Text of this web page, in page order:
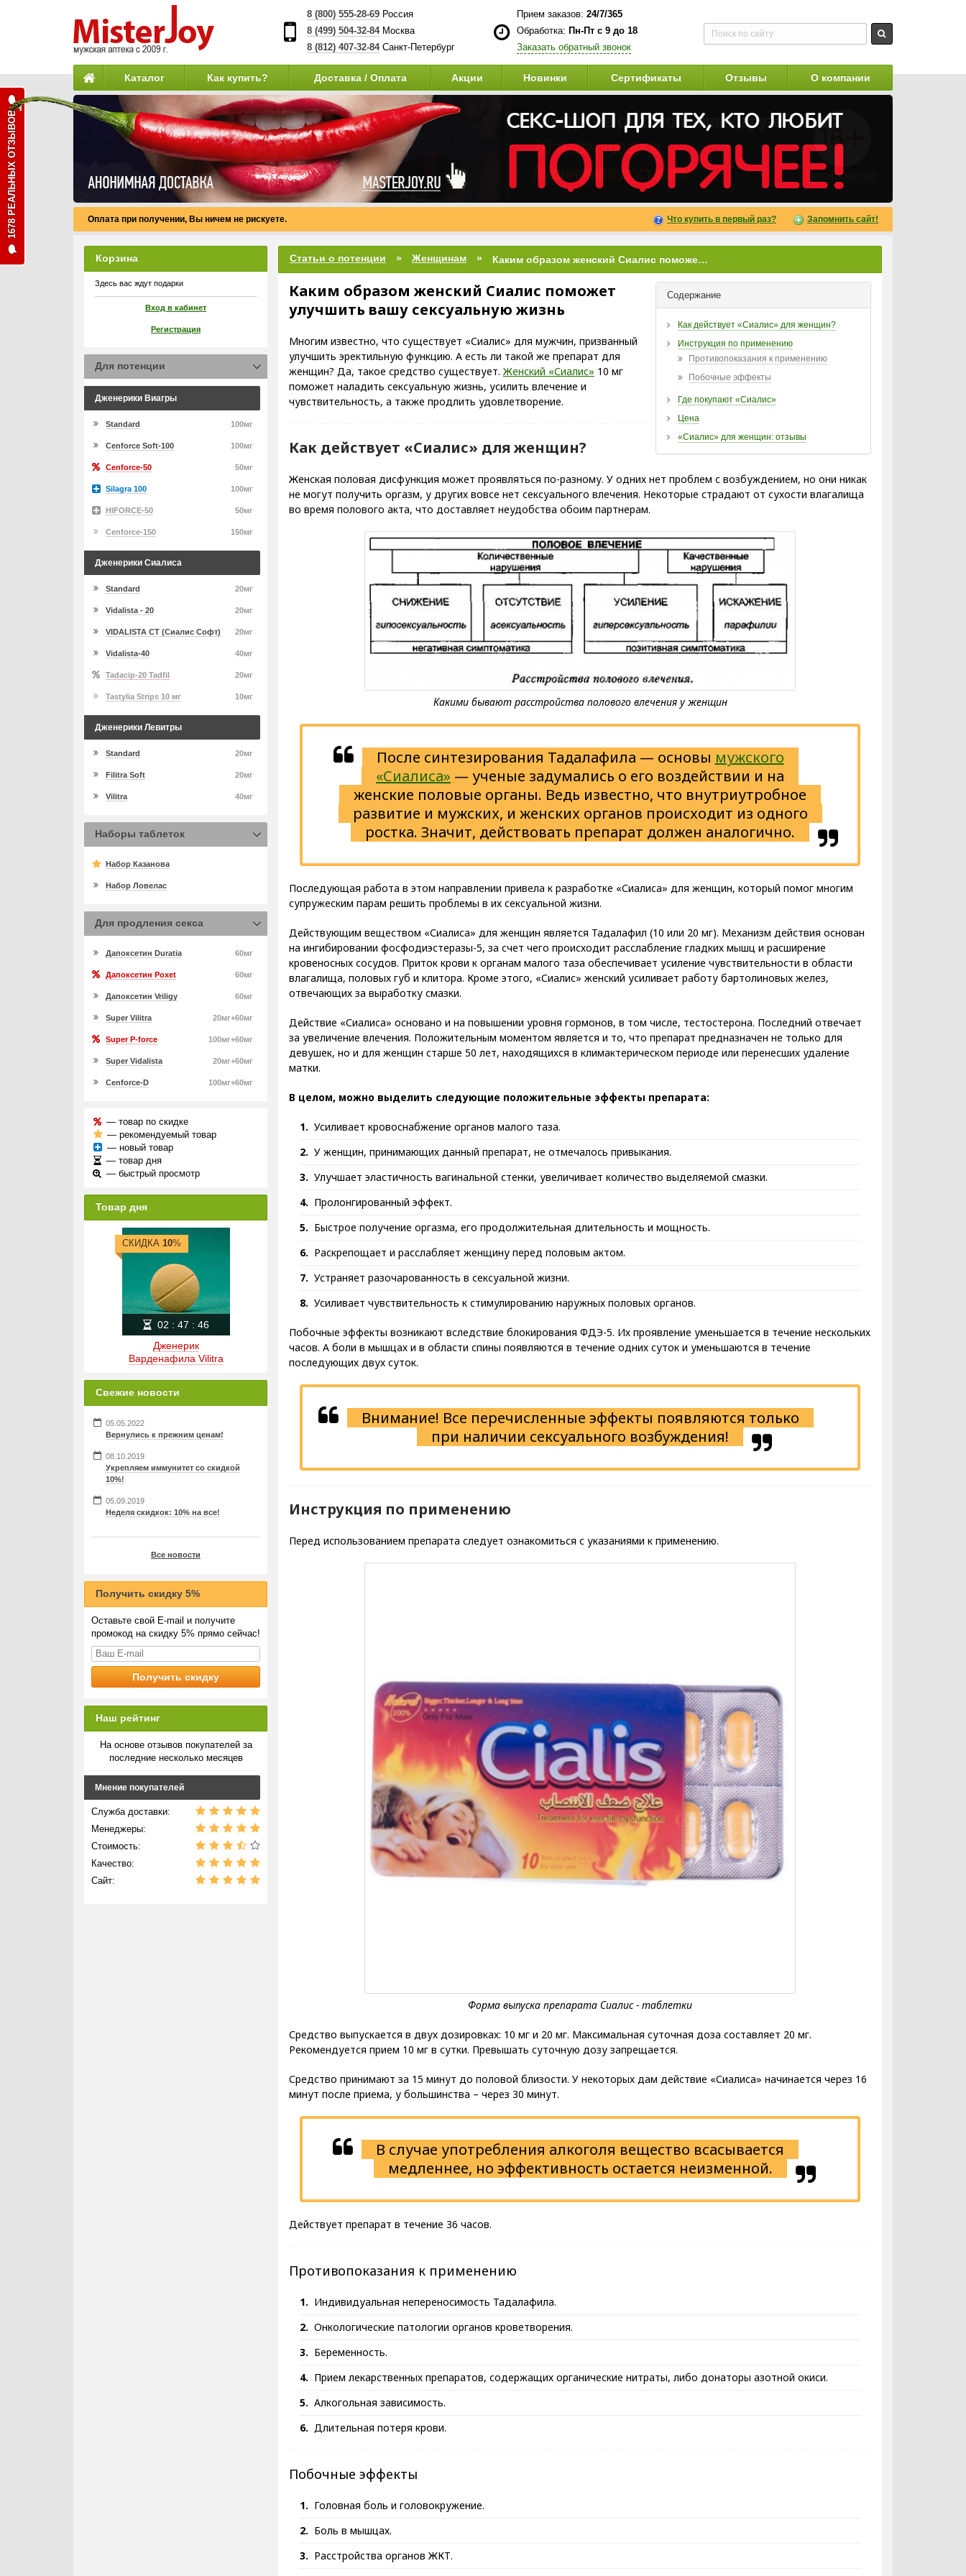
8 (800) 555-28-69Россия
8 (499) 504-32-84Москва
8 (812) 407-32-84 Санкт-Петербург
Прием заказов: 24/7/365
Обработка: Пн-Пт с 9 до 18
Заказать обратный звонок
Каталог Как купить? Доставка / Оплата Акции Новинки Сертификаты Отзывы О компании
Оплата при получении, Вы ничем не рискуете. Что купить в первый раз? Запомнить сайт!
Статьи о потенции Женщинам Каким образом женский Сиалис поможет улучшить вашу сексуальную жизнь
Содержание
Как действует «Сиалис» для женщин?
Инструкция по применению
Противопоказания к применению
Побочные эффекты
Где покупают «Сиалис»
Цена
«Сиалис» для женщин: отзывы
Каким образом женский Сиалис поможет
улучшить вашу сексуальную жизнь
Многим известно, что существует «Сиалис» для мужчин, призванный
улучшить эректильную функцию. А есть ли такой же препарат для
женщин? Да, такое средство существует. Женский «Сиалис» 10 мг
поможет наладить сексуальную жизнь, усилить влечение и
чувствительность, а также продлить удовлетворение.
Как действует «Сиалис» для женщин?
Женская половая дисфункция может проявляться по-разному. У одних нет проблем с возбуждением, но они никак
не могут получить оргазм, у других вовсе нет сексуального влечения. Некоторые страдают от сухости влагалища
во время полового акта, что доставляет неудобства обоим партнерам.
После синтезирования Тадалафила — основы мужского
«Сиалиса» — ученые задумались о его воздействии и на
женские половые органы. Ведь известно, что внутриутробное
развитие и мужских, и женских органов происходит из одного
ростка. Значит, действовать препарат должен аналогично.
Последующая работа в этом направлении привела к разработке «Сиалиса» для женщин, который помог многим
супружеским парам решить проблемы в их сексуальной жизни.
Действующим веществом «Сиалиса» для женщин является Тадалафил (10 или 20 мг). Механизм действия основан
на ингибировании фосфодиэстеразы-5, за счет чего происходит расслабление гладких мышц и расширение
кровеносных сосудов. Приток крови к органам малого таза обеспечивает усиление чувствительности в области
влагалища, половых губ и клитора. Кроме этого, «Сиалис» женский усиливает работу бартолиновых желез,
отвечающих за выработку смазки.
Действие «Сиалиса» основано и на повышении уровня гормонов, в том числе, тестостерона. Последний отвечает
за увеличение влечения. Положительным моментом является и то, что препарат предназначен не только для
девушек, но и для женщин старше 50 лет, находящихся в климактерическом периоде или перенесших удаление
матки.
В целом, можно выделить следующие положительные эффекты препарата:
Усиливает кровоснабжение органов малого таза.
У женщин, принимающих данный препарат, не отмечалось привыкания.
Улучшает эластичность вагинальной стенки, увеличивает количество выделяемой смазки.
Пролонгированный эффект.
Быстрое получение оргазма, его продолжительная длительность и мощность.
Раскрепощает и расслабляет женщину перед половым актом.
Устраняет разочарованность в сексуальной жизни.
Усиливает чувствительность к стимулированию наружных половых органов.
Побочные эффекты возникают вследствие блокирования ФДЭ-5. Их проявление уменьшается в течение нескольких
часов. А боли в мышцах и в области спины появляются в течение одних суток и уменьшаются в течение
последующих двух суток.
Внимание! Все перечисленные эффекты появляются только
при наличии сексуального возбуждения!
Инструкция по применению
Перед использованием препарата следует ознакомиться с указаниями к применению.
Средство выпускается в двух дозировках: 10 мг и 20 мг. Максимальная суточная доза составляет 20 мг.
Рекомендуется прием 10 мг в сутки. Превышать суточную дозу запрещается.
Средство принимают за 15 минут до половой близости. У некоторых дам действие «Сиалиса» начинается через 16
минут после приема, у большинства – через 30 минут.
В случае употребления алкоголя вещество всасывается
медленнее, но эффективность остается неизменной.
Действует препарат в течение 36 часов.
Противопоказания к применению
Индивидуальная непереносимость Тадалафила.
Онкологические патологии органов кроветворения.
Беременность.
Прием лекарственных препаратов, содержащих органические нитраты, либо донаторы азотной окиси.
Алкогольная зависимость.
Длительная потеря крови.
Побочные эффекты
Головная боль и головокружение.
Боль в мышцах.
Расстройства органов ЖКТ.
Корзина
Здесь вас ждут подарки
Вход в кабинет
Регистрация
Для потенции
Дженерики Виагры
100мг
Standard
100мг
Cenforce Soft-100
50мг
Cenforce-50
100мг
Silagra 100
50мг
HIFORCE-50
150мг
Cenforce-150
Дженерики Сиалиса
20мг
Standard
20мг
Vidalista - 20
20мг
VIDALISTA CT (Сиалис Софт)
40мг
Vidalista-40
20мг
Tadacip-20 Tadfil
10мг
Tastylia Strips 10 мг
Дженерики Левитры
20мг
Standard
20мг
Filitra Soft
40мг
Vilitra
Наборы таблеток
Набор Казанова
Набор Ловелас
Для продления секса
60мг
Дапоксетин Duratia
60мг
Дапоксетин Poxet
60мг
Дапоксетин Vriligy
20мг+60мг
Super Vilitra
100мг+60мг
Super P-force
20мг+60мг
Super Vidalista
100мг+60мг
Cenforce-D
— товар по скидке
— рекомендуемый товар
— новый товар
— товар дня
— быстрый просмотр
Товар дня
Дженерик
Варденафила Vilitra
СКИДКА 10%
02 : 47 : 45
Свежие новости
05.05.2022
Вернулись к прежним ценам!
08.10.2019
Укрепляем иммунитет со скидкой
10%!
05.09.2019
Неделя скидкок: 10% на все!
Все новости
Получить скидку 5%
Оставьте свой E-mail и получите
промокод на скидку 5% прямо сейчас!
Наш рейтинг
На основе отзывов покупателей за
последние несколько месяцев
Мнение покупателей
Служба доставки:
Менеджеры:
Стоимость:
Качество:
Сайт:
1678 РЕАЛЬНЫХ ОТЗЫВОВ